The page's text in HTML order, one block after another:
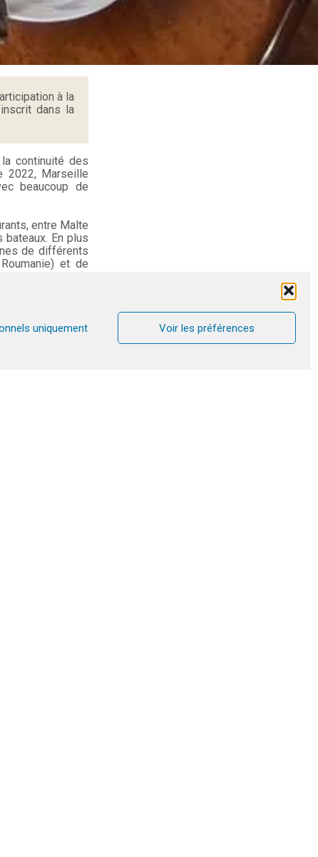
uniquement Voir les préférences
à la
dans la
continuité des
2022, Marseille
beaucoup de
entre Malte
En plus
de différents
et de
toucher du doigt
et associations